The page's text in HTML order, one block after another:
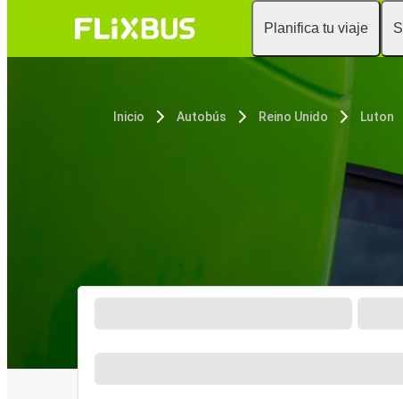
Planifica tu viaje
Inicio Autobús Reino Unido Luton